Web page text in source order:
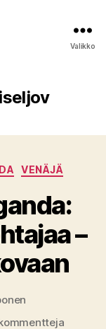
Valikko
VENÄJÄ
–